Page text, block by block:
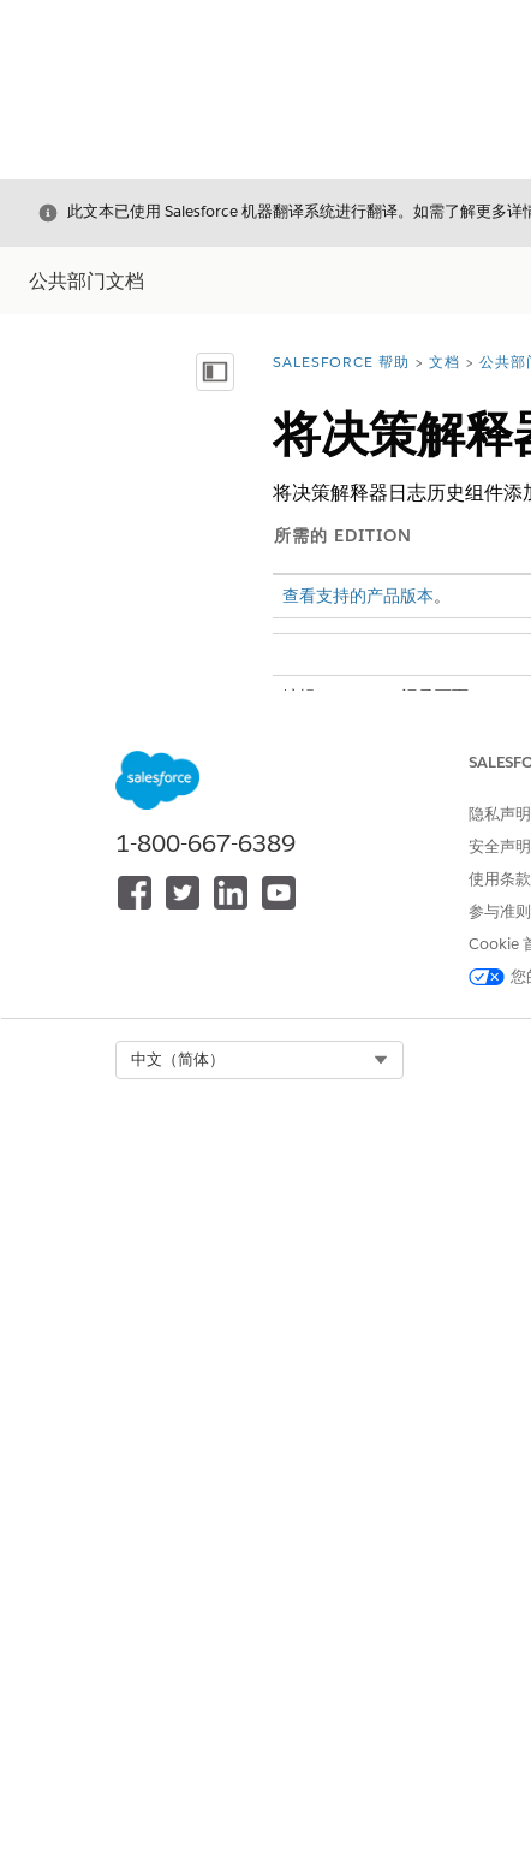
关闭
此文本已使用 Salesforce 机器翻译系统进行翻译。如需了解更多详
公共部门文档
显示目录 您在此处：
SALESFORCE 帮助 文档 公共部
将决策解释
将决策解释器日志历史组件添
所需的 EDITION
查看支持的产品版本。
编辑 Lightning 记录页面：
要将决策解释器日志历史组
从“设置”中，在对象管理器中
Lightning 记录页面，然
决策解释器日志历史从组件
保存更改，并退出 Lightning
重复以将决策解释器日志历
1-800-667-6389
隐私声明
安全声明
使用条款
参与准则
Cookie
您
中文（简体）